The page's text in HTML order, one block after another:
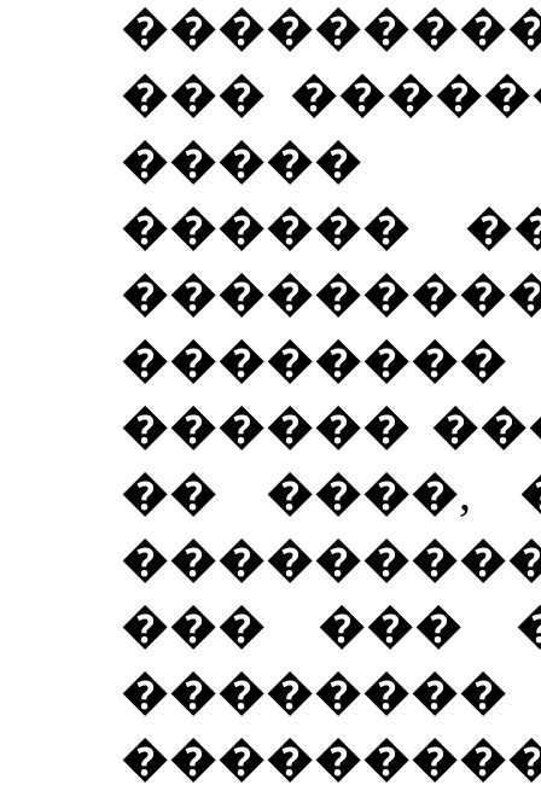
���
�����
������
������
�� ����,
��� ���